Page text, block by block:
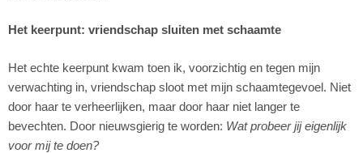
Het keerpunt: vriendschap sluiten met schaamte
Het echte keerpunt kwam toen ik, voorzichtig en tegen mijn
verwachting in, vriendschap sloot met mijn schaamtegevoel. Niet
door haar te verheerlijken, maar door haar niet langer te
bevechten. Door nieuwsgierig te worden: Wat probeer jij eigenlijk
voor mij te doen?